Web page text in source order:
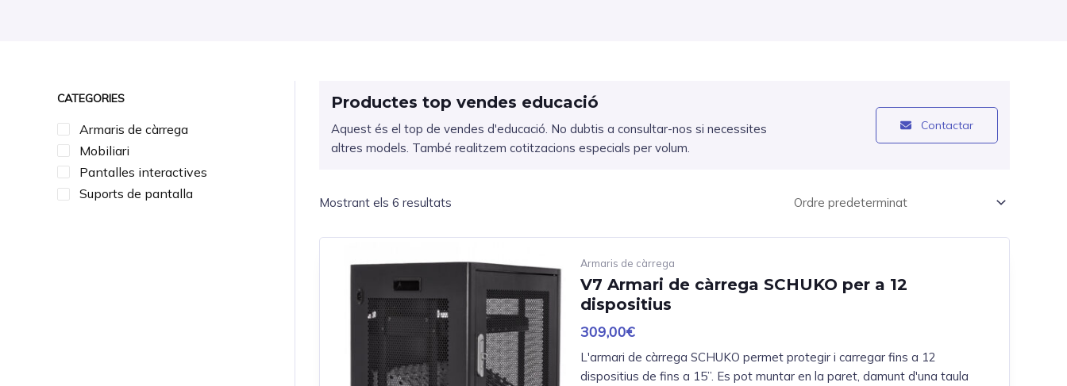
CATEGORIES
Armaris de càrrega
Mobiliari
Pantalles interactives
Suports de pantalla
Productes top vendes educació
Aquest és el top de vendes d'educació. No dubtis a consultar-nos si necessites
altres models. També realitzem cotitzacions especials per volum.
Contactar
Mostrant els 6 resultats
Armaris de càrrega
V7 Armari de càrrega SCHUKO per a 12
dispositius
309,00€
L'armari de càrrega SCHUKO permet protegir i carregar fins a 12
dispositius de fins a 15”. Es pot muntar en la paret, damunt d'una taula